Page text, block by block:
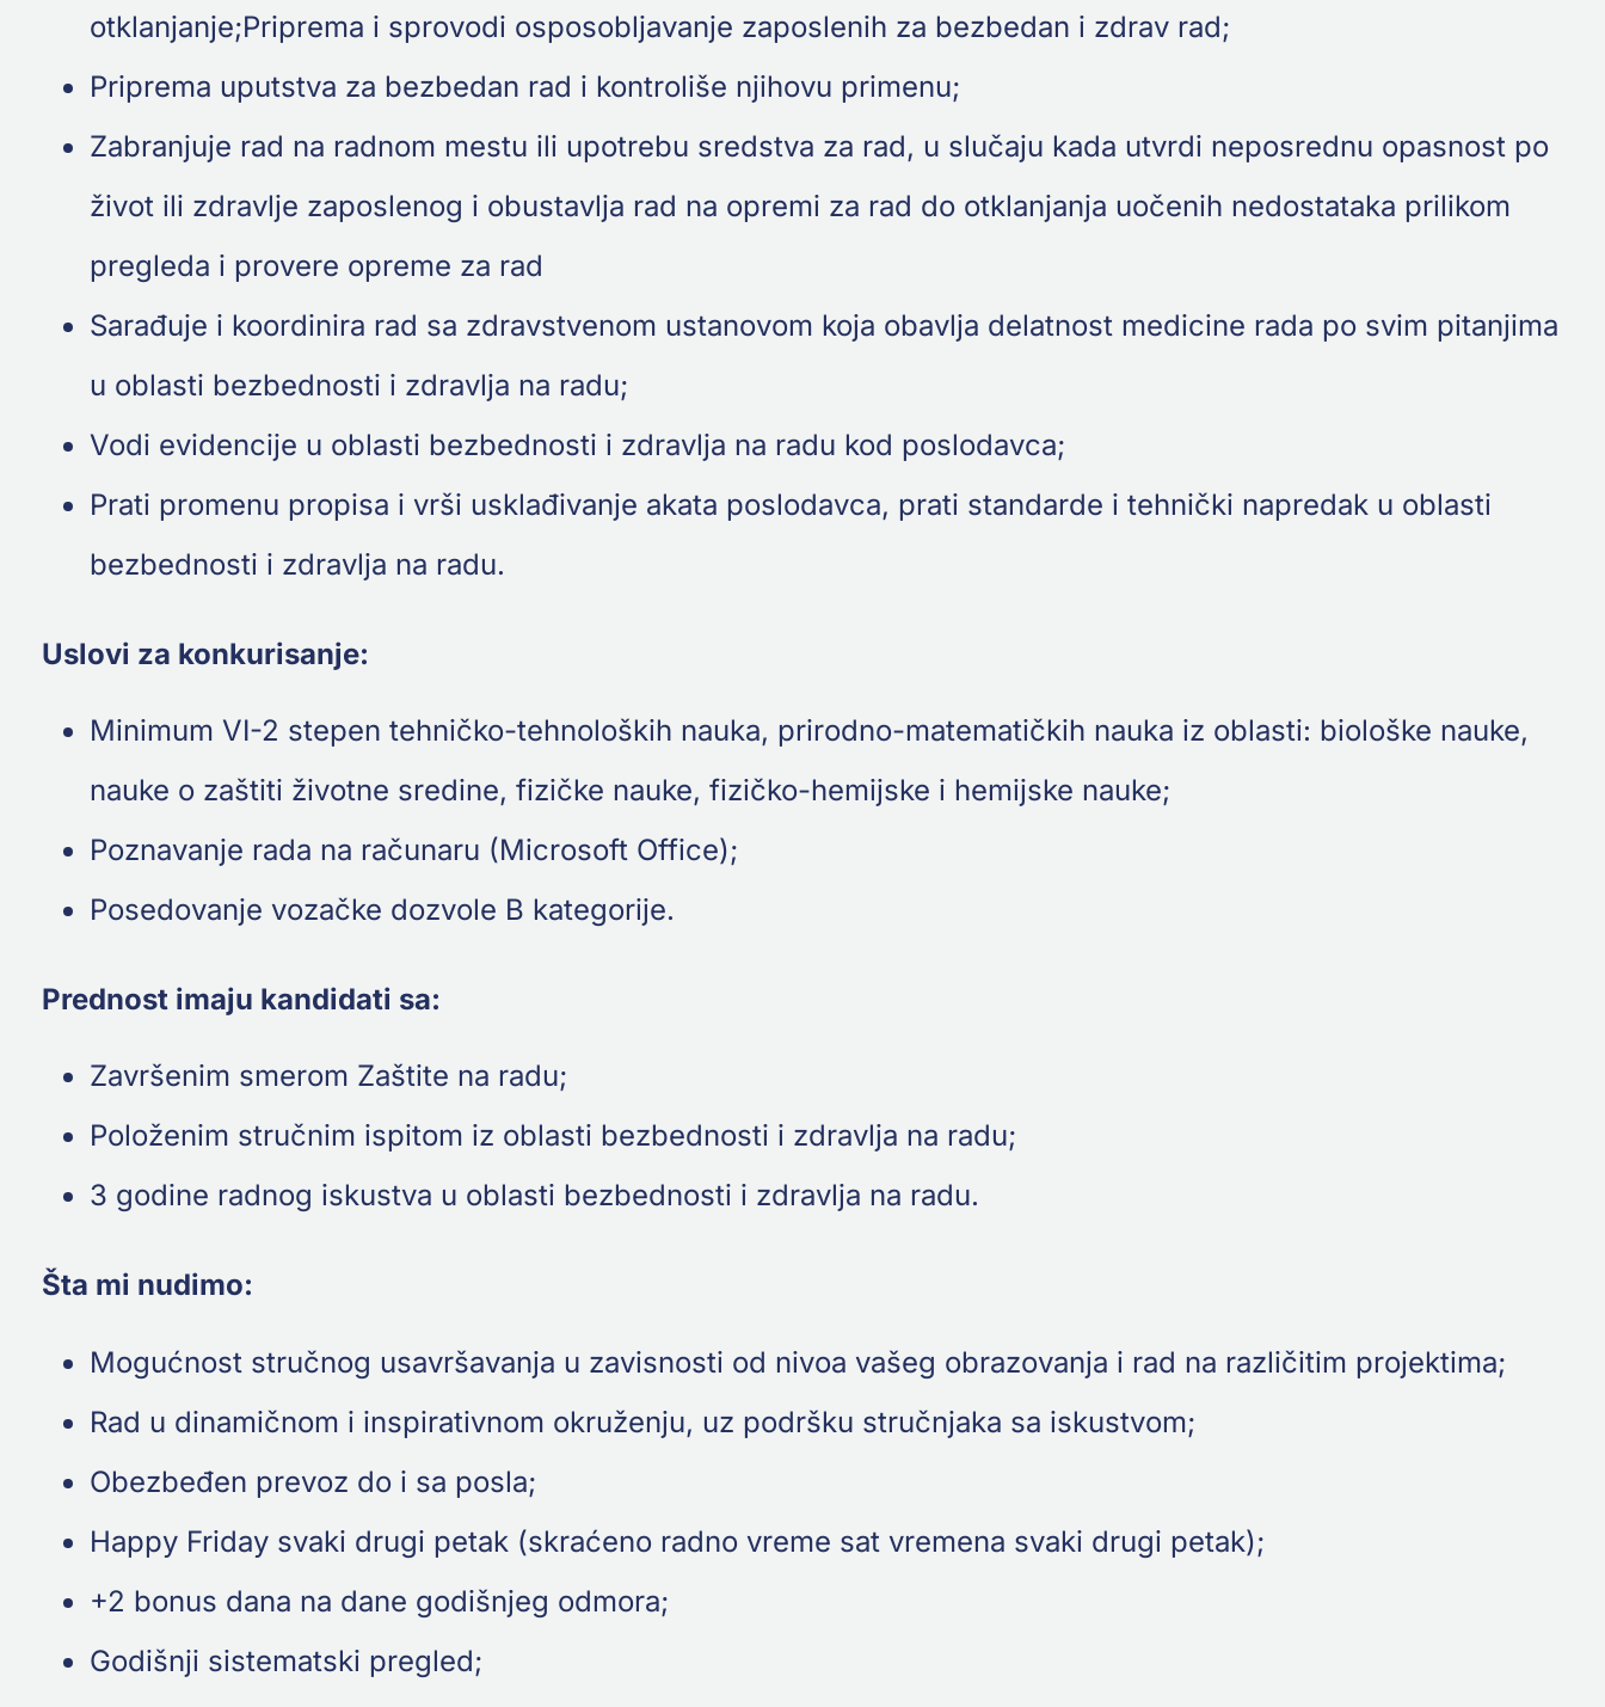
otklanjanje;Priprema i sprovodi osposobljavanje zaposlenih za bezbedan i zdrav rad;
Priprema uputstva za bezbedan rad i kontroliše njihovu primenu;
Zabranjuje rad na radnom mestu ili upotrebu sredstva za rad, u slučaju kada utvrdi neposrednu opasnost po
život ili zdravlje zaposlenog i obustavlja rad na opremi za rad do otklanjanja uočenih nedostataka prilikom
pregleda i provere opreme za rad
Sarađuje i koordinira rad sa zdravstvenom ustanovom koja obavlja delatnost medicine rada po svim pitanjima
u oblasti bezbednosti i zdravlja na radu;
Vodi evidencije u oblasti bezbednosti i zdravlja na radu kod poslodavca;
Prati promenu propisa i vrši usklađivanje akata poslodavca, prati standarde i tehnički napredak u oblasti
bezbednosti i zdravlja na radu.
Uslovi za konkurisanje:
Minimum VI-2 stepen tehničko-tehnoloških nauka, prirodno-matematičkih nauka iz oblasti: biološke nauke,
nauke o zaštiti životne sredine, fizičke nauke, fizičko-hemijske i hemijske nauke;
Poznavanje rada na računaru (Microsoft Office);
Posedovanje vozačke dozvole B kategorije.
Prednost imaju kandidati sa:
Završenim smerom Zaštite na radu;
Položenim stručnim ispitom iz oblasti bezbednosti i zdravlja na radu;
3 godine radnog iskustva u oblasti bezbednosti i zdravlja na radu.
Šta mi nudimo:
Mogućnost stručnog usavršavanja u zavisnosti od nivoa vašeg obrazovanja i rad na različitim projektima;
Rad u dinamičnom i inspirativnom okruženju, uz podršku stručnjaka sa iskustvom;
Obezbeđen prevoz do i sa posla;
Happy Friday svaki drugi petak (skraćeno radno vreme sat vremena svaki drugi petak);
+2 bonus dana na dane godišnjeg odmora;
Godišnji sistematski pregled;